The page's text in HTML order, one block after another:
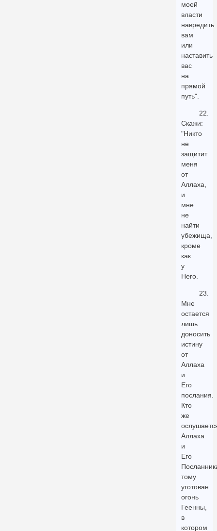
моей
власти
навредить
вам
или
наставить
вас
на
прямой
путь".
22.
Скажи:
"Никто
не
защитит
меня
от
Аллаха,
и
мне
не
найти
убежища,
кроме
как
у
Него.
23.
Мне
остается
лишь
доносить
истину
от
Аллаха
и
Его
послания.
Кто
же
Аллаха
и
Его
тому
уготован
огонь
Геенны,
в
котором